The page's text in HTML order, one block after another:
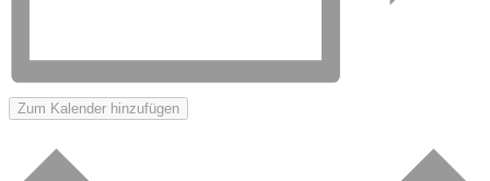
Zum Kalender hinzufügen